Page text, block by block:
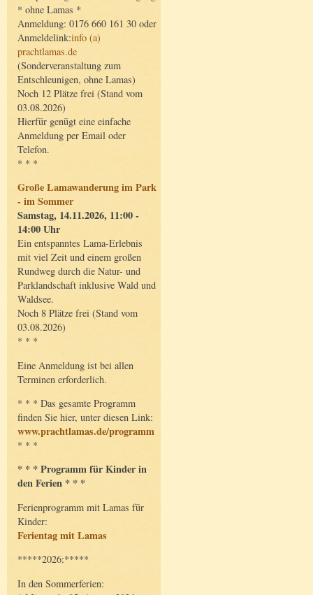
* ohne Lamas *
Anmeldung: 0176 660 161 30 oder
Anmeldelink:info (a)
prachtlamas.de
(Sonderveranstaltung zum
Entschleunigen, ohne Lamas)
Noch 12 Plätze frei (Stand vom
03.08.2026)
Hierfür genügt eine einfache
Anmeldung per Email oder
Telefon.
* * *
Große Lamawanderung im Park
- im Sommer
Samstag, 14.11.2026, 11:00 -
14:00 Uhr
Ein entspanntes Lama-Erlebnis
mit viel Zeit und einem großen
Rundweg durch die Natur- und
Parklandschaft inklusive Wald und
Waldsee.
Noch 8 Plätze frei (Stand vom
03.08.2026)
* * *
Eine Anmeldung ist bei allen
Terminen erforderlich.
* * * Das gesamte Programm
finden Sie hier, unter diesen Link:
www.prachtlamas.de/programm
* * *
* * * Programm für Kinder in
den Ferien * * *
Ferienprogramm mit Lamas für
Kinder:
Ferientag mit Lamas
*****2026:*****
In den Sommerferien: